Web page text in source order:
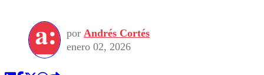
Seleccion Chilena
Torneo Internacional
Economía
Internacional
Publicaciones en medios
Opinión
por Andrés Cortés
enero 02, 2026